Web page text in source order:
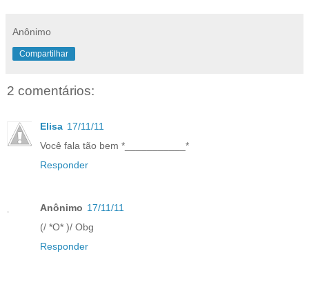
Anônimo
Compartilhar
2 comentários:
Elisa 17/11/11
Você fala tão bem *___________*
Responder
Anônimo 17/11/11
(/ *O* )/ Obg
Responder